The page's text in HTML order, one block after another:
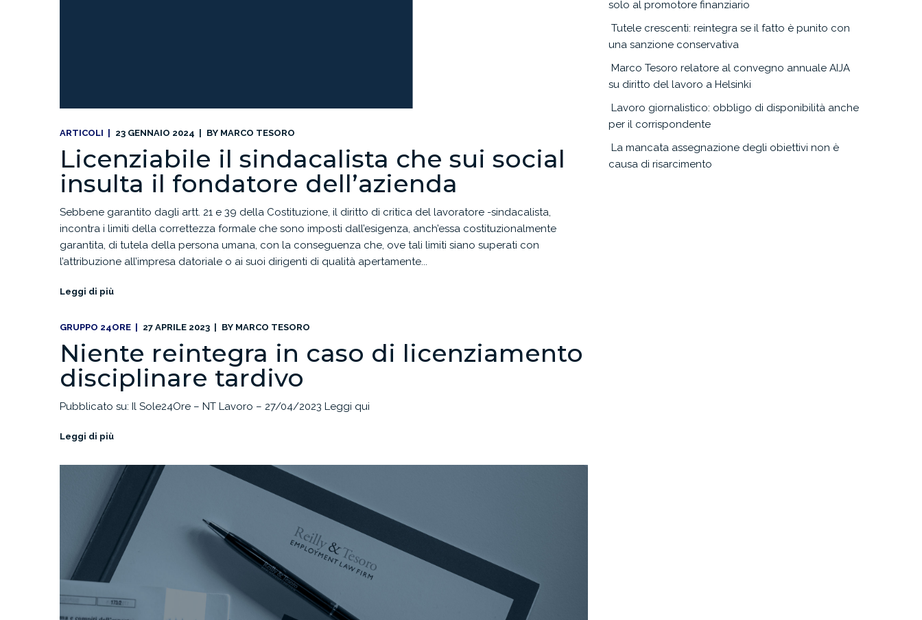
ARTICOLI 23 GENNAIO 2024 BY MARCO TESORO
Licenziabile il sindacalista che sui social
insulta il fondatore dell’azienda
Sebbene garantito dagli artt. 21 e 39 della Costituzione, il diritto di critica del lavoratore -sindacalista,
incontra i limiti della correttezza formale che sono imposti dall’esigenza, anch’essa costituzionalmente
garantita, di tutela della persona umana, con la conseguenza che, ove tali limiti siano superati con
l’attribuzione all’impresa datoriale o ai suoi dirigenti di qualità apertamente...
Leggi di più
GRUPPO 24ORE 27 APRILE 2023 BY MARCO TESORO
Niente reintegra in caso di licenziamento
disciplinare tardivo
Pubblicato su: Il Sole24Ore – NT Lavoro – 27/04/2023 Leggi qui
Leggi di più
solo al promotore finanziario
Tutele crescenti: reintegra se il fatto è punito con
una sanzione conservativa
Marco Tesoro relatore al convegno annuale AIJA
su diritto del lavoro a Helsinki
Lavoro giornalistico: obbligo di disponibilità anche
per il corrispondente
La mancata assegnazione degli obiettivi non è
causa di risarcimento